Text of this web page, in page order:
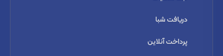
دریافت شبا
پرداخت آنلاین